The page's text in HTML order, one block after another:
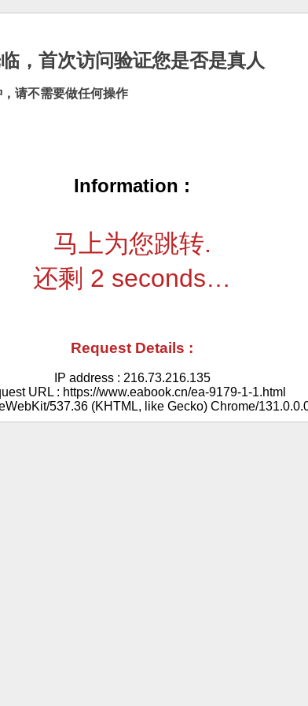
，首次访问验证您是否是真人
请不需要做任何操作
Information :
马上为您跳转.
还剩 2 seconds…
Request Details :
IP address : 216.73.216.135
URL : https://www.eabook.cn/ea-9179-1-1.html
537.36 (KHTML, like Gecko) Chrome/